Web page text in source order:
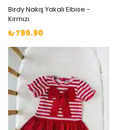
Birdy Nakış Yakalı Elbise -
Kırmızı
₺ 799.90